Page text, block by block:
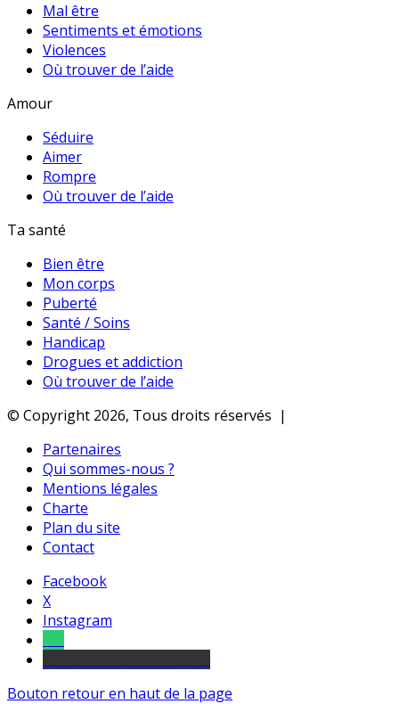
Mal être
Sentiments et émotions
Violences
Où trouver de l’aide
Amour
Séduire
Aimer
Rompre
Où trouver de l’aide
Ta santé
Bien être
Mon corps
Puberté
Santé / Soins
Handicap
Drogues et addiction
Où trouver de l’aide
© Copyright 2026, Tous droits réservés |
Partenaires
Qui sommes-nous ?
Mentions légales
Charte
Plan du site
Contact
Facebook
X
Instagram
Bouton retour en haut de la page